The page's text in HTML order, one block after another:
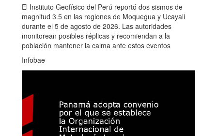
El Instituto Geofísico del Perú reportó dos sismos de
magnitud 3.5 en las regiones de Moquegua y Ucayali
durante el 5 de agosto de 2026. Las autoridades
monitorean posibles réplicas y recomiendan a la
población mantener la calma ante estos eventos
Infobae